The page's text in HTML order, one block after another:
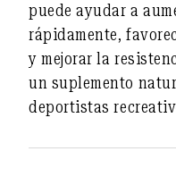
puede ayudar a
rápidamente,
y mejorar la
un suplemento
deportistas